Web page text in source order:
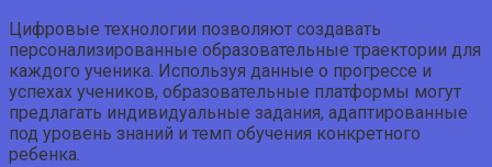
Цифровые технологии позволяют создавать
персонализированные образовательные траектории для
каждого ученика. Используя данные о прогрессе и
успехах учеников, образовательные платформы могут
предлагать индивидуальные задания, адаптированные
под уровень знаний и темп обучения конкретного
ребенка.